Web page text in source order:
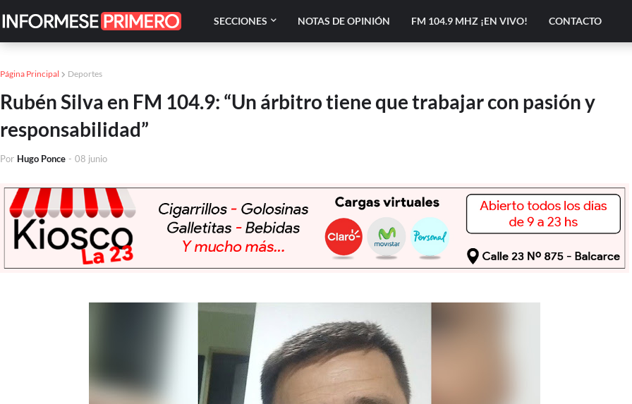
SECCIONES NOTAS DE OPINIÓN FM 104.9 MHZ ¡EN VIVO! CONTACTO
Página Principal Deportes
Rubén Silva en FM 104.9: “Un árbitro tiene que trabajar con pasión y
responsabilidad”
Por Hugo Ponce - 08 junio